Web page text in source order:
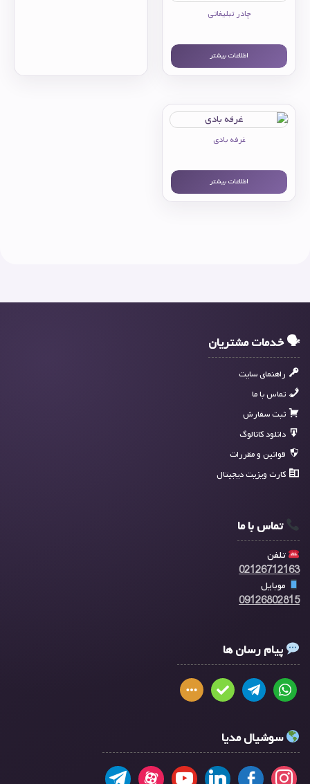
چادر تبلیغاتی
اطلاعات بیشتر
غرفه بادی
اطلاعات بیشتر
🗣 خدمات مشتریان
راهنمای سایت
تماس با ما
ثبت سفارش
دانلود کاتالوگ
قوانین و مقررات
کارت ویزیت دیجیتال
تماس با ما
تلفن
02126712163
موبایل
09126802815
پیام رسان ها
سوشیال مدیا